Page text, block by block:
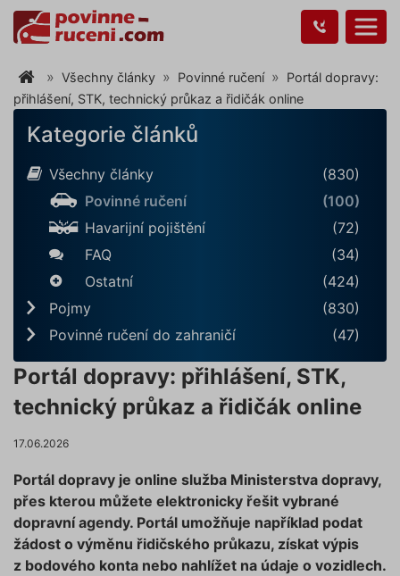
Všechny články Povinné ručení
Portál dopravy:
přihlášení, STK, technický průkaz a řidičák online
Kategorie článků
Všechny články
(830)
Povinné ručení
(100)
Havarijní pojištění
(72)
FAQ
(34)
Ostatní
(424)
Pojmy
(830)
Povinné ručení do zahraničí
(47)
Portál dopravy: přihlášení, STK,
technický průkaz a řidičák online
17.06.2026
Portál dopravy je online služba Ministerstva dopravy,
přes kterou můžete elektronicky řešit vybrané
dopravní agendy. Portál umožňuje například podat
žádost o výměnu řidičského průkazu, získat výpis
z bodového konta nebo nahlížet na údaje o vozidlech.